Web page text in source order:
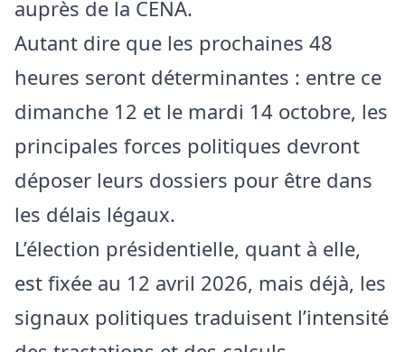
auprès de la CENA.
Autant dire que les prochaines 48
heures seront déterminantes : entre ce
dimanche 12 et le mardi 14 octobre, les
principales forces politiques devront
déposer leurs dossiers pour être dans
les délais légaux.
L’élection présidentielle, quant à elle,
est fixée au 12 avril 2026, mais déjà, les
signaux politiques traduisent l’intensité